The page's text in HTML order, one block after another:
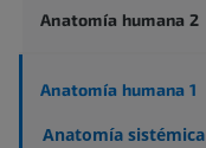
Anatomía humana 2
Anatomía humana 1
Anatomía sistémica